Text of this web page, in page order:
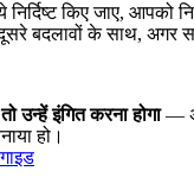
किए जाए, आपको
बदलावों के साथ, अगर
उन्हें इंगित करना होगा—
हो।